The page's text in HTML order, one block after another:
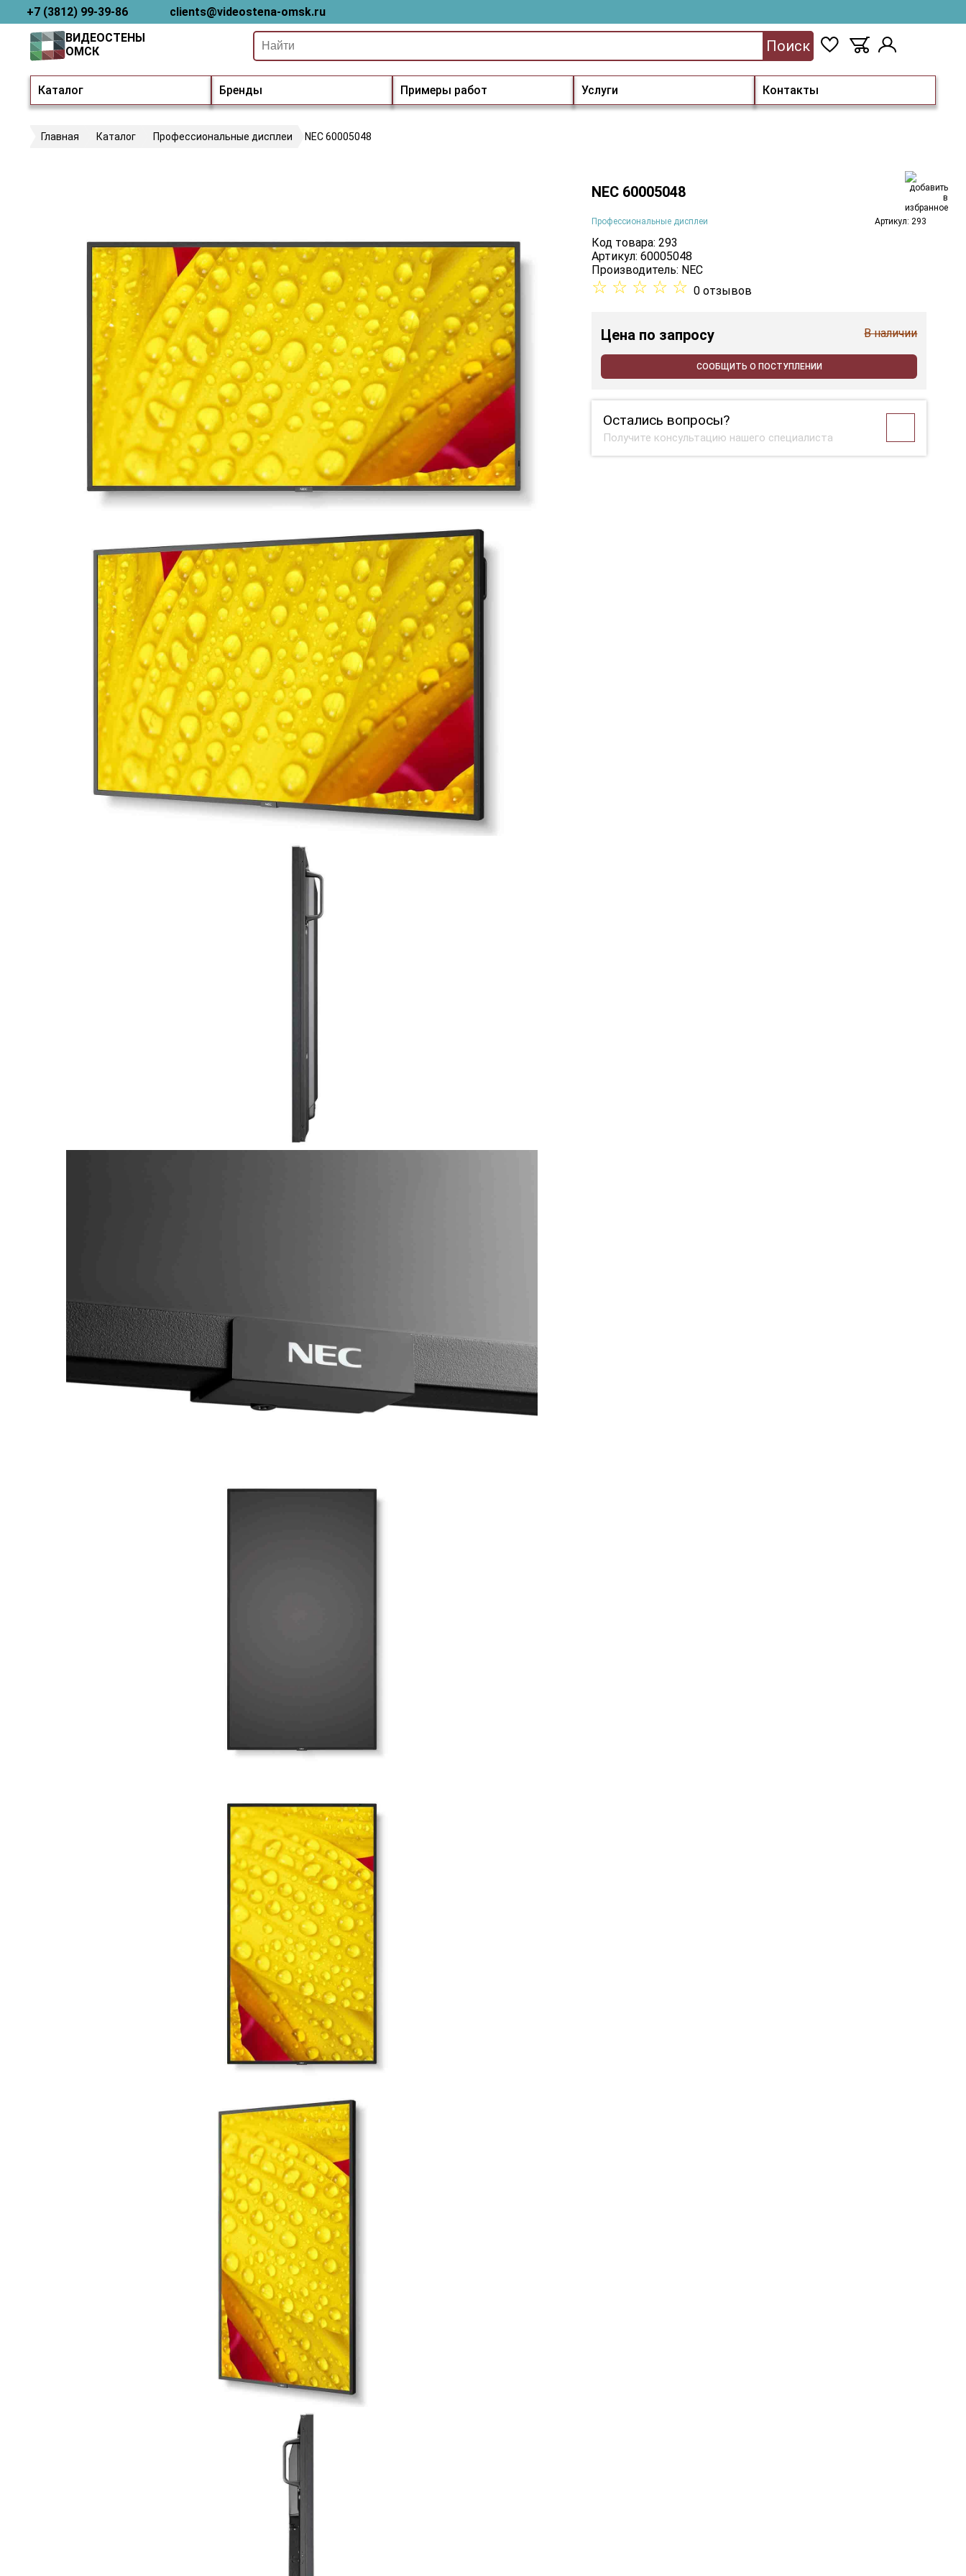
+7 (3812) 99-39-86 clients@videostena-omsk.ru
Каталог Бренды Примеры работ Услуги Контакты
ВИДЕОСТЕНЫ
ОМСК
Поиск
Главная Каталог Профессиональные дисплеи NEC 60005048
NEC 60005048
Профессиональные дисплеи Артикул: 293
Код товара: 293
Артикул: 60005048
Производитель: NEC
☆ ☆ ☆ ☆ ☆ 0 отзывов
Цена по запросу В наличии
СООБЩИТЬ О ПОСТУПЛЕНИИ
Остались вопросы?
Получите консультацию нашего специалиста